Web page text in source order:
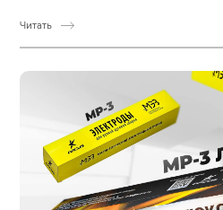
Читать